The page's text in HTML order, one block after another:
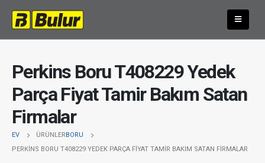
Perkins Boru T408229 Yedek
Parça Fiyat Tamir Bakım Satan
Firmalar
EV ÜRÜNLERBORU
PERKINS BORU T408229 YEDEK PARÇA FIYAT TAMIR BAKIM SATAN FIRMALAR